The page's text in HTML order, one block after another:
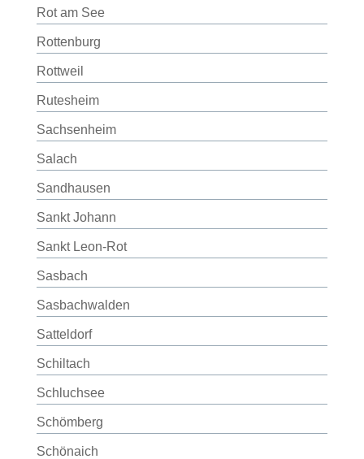
Rot am See
Rottenburg
Rottweil
Rutesheim
Sachsenheim
Salach
Sandhausen
Sankt Johann
Sankt Leon-Rot
Sasbach
Sasbachwalden
Satteldorf
Schiltach
Schluchsee
Schömberg
Schönaich